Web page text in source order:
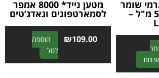
שומר
חום וקור, 500 מ"ל –
l
מטען נייד* 8000 אמפר
לסמארטפונים וגאדג’טים
₪109.00
הוספה
לסל
A
l